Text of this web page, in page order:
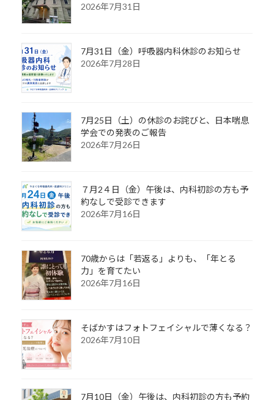
2026年7月31日
7月31日（金）呼吸器内科休診のお知らせ
2026年7月28日
7月25日（土）の休診のお詫びと、日本喘息
学会での発表のご報告
2026年7月26日
７月2４日（金）午後は、内科初診の方も予
約なしで受診できます
2026年7月16日
70歳からは「若返る」よりも、「年とる
力」を育てたい
2026年7月16日
そばかすはフォトフェイシャルで薄くなる？
2026年7月10日
7月10日（金）午後は、内科初診の方も予約